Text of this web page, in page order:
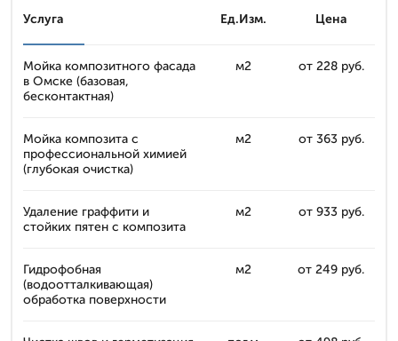
Услуга Ед.Изм. Цена
Мойка композитного фасада
в Омске (базовая,
бесконтактная)
м2 от 228 руб.
Мойка композита с
профессиональной химией
(глубокая очистка)
м2 от 363 руб.
Удаление граффити и
стойких пятен с композита
м2 от 933 руб.
Гидрофобная
(водоотталкивающая)
обработка поверхности
м2 от 249 руб.